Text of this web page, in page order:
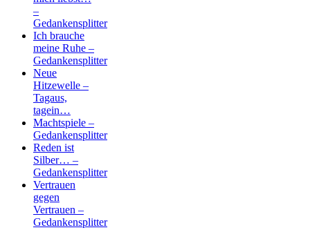
–
Gedankensplitter
Ich brauche
meine Ruhe –
Gedankensplitter
Neue
Hitzewelle –
Tagaus,
tagein…
Machtspiele –
Gedankensplitter
Reden ist
Silber… –
Gedankensplitter
Vertrauen
gegen
Vertrauen –
Gedankensplitter